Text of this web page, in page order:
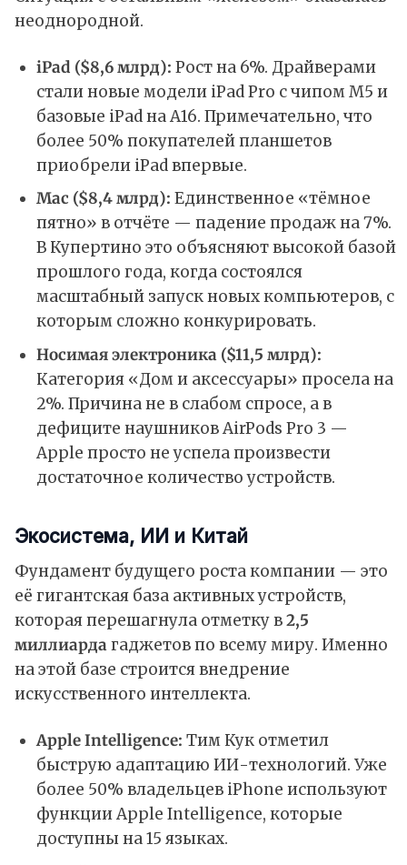
неоднородной.
iPad ($8,6 млрд): Рост на 6%. Драйверами
стали новые модели iPad Pro с чипом M5 и
базовые iPad на A16. Примечательно, что
более 50% покупателей планшетов
приобрели iPad впервые.
Mac ($8,4 млрд): Единственное «тёмное
пятно» в отчёте — падение продаж на 7%.
В Купертино это объясняют высокой базой
прошлого года, когда состоялся
масштабный запуск новых компьютеров, с
которым сложно конкурировать.
Носимая электроника ($11,5 млрд):
Категория «Дом и аксессуары» просела на
2%. Причина не в слабом спросе, а в
дефиците наушников AirPods Pro 3 —
Apple просто не успела произвести
достаточное количество устройств.
Экосистема, ИИ и Китай
Фундамент будущего роста компании — это
её гигантская база активных устройств,
которая перешагнула отметку в2,5
миллиардагаджетов по всему миру. Именно
на этой базе строится внедрение
искусственного интеллекта.
Apple Intelligence: Тим Кук отметил
быструю адаптацию ИИ-технологий. Уже
более 50% владельцев iPhone используют
функции Apple Intelligence, которые
доступны на 15 языках.